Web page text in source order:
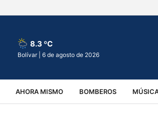
8.3 ºC
Bolívar | 6 de agosto de 2026
AHORA MISMO BOMBEROS